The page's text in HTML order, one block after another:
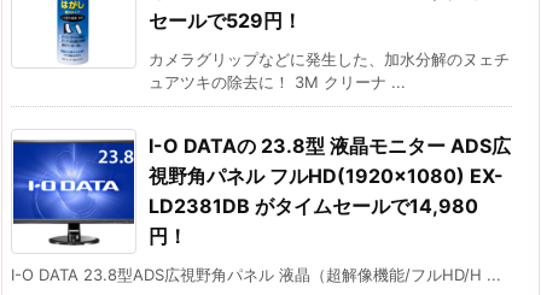
セールで529円！
カメラグリップなどに発生した、加水分解のヌェチ
ュアツキの除去に！ 3M クリーナ ...
I-O DATAの 23.8型 液晶モニター ADS広
視野角パネル フルHD(1920×1080) EX-
LD2381DB がタイムセールで14,980
円！
I-O DATA 23.8型ADS広視野角パネル 液晶（超解像機能/フルHD/H ...